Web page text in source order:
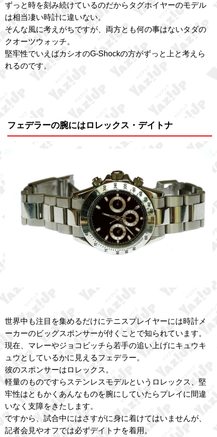
ずっと時を刻み続けているのだからタグホイヤーのモデル
は相当凄い時計に違いない。
そんな風に考えがちですが、両方とも何の事はないタダの
クオーツウォッチ。
堅牢性でいえばカシオのG-Shockの方がずっと上と考えら
れるのです。
フェデラーの腕にはロレックス・デイトナ
世界中も注目を集めるだけにテニスプレイヤーには時計メ
ーカーのビッグスポンサーが付くことで知られています。
現在、マレーやジョコビッチら若手の追い上げにキュウキ
ュウとしているかに見えるフェデラー。
彼のスポンサーはロレックス。
軽量のものですらステンレスモデルというロレックス、堅
牢性はともかくあんなものを腕にしていたらプレイに間違
いなく支障をきたします。
ですから、試合中にはさすがに身に着けてはいませんが、
記者会見やオフでは必ずデイトナを着用。